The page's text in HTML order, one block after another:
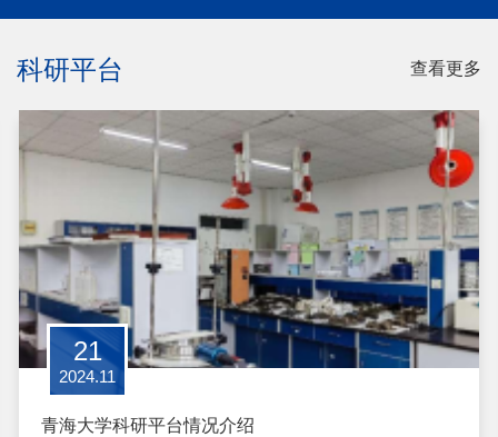
科研平台 查看更多
21
2024.11
青海大学科研平台情况介绍